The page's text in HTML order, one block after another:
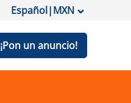
Español|MXN
¡Pon un anuncio!